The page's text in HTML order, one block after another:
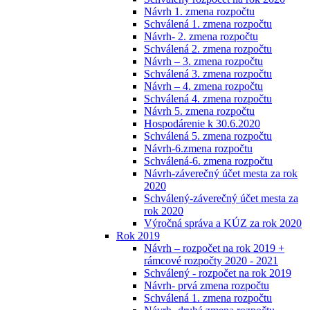
Návrh 1. zmena rozpočtu
Schválená 1. zmena rozpočtu
Návrh- 2. zmena rozpočtu
Schválená 2. zmena rozpočtu
Návrh – 3. zmena rozpočtu
Schválená 3. zmena rozpočtu
Návrh – 4. zmena rozpočtu
Schválená 4. zmena rozpočtu
Návrh 5. zmena rozpočtu
Hospodárenie k 30.6.2020
Schválená 5. zmena rozpočtu
Návrh-6.zmena rozpočtu
Schválená-6. zmena rozpočtu
Návrh-záverečný účet mesta za rok
2020
Schválený-záverečný účet mesta za
rok 2020
Výročná správa a KÚZ za rok 2020
Rok 2019
Návrh – rozpočet na rok 2019 +
rámcové rozpočty 2020 - 2021
Schválený - rozpočet na rok 2019
Návrh- prvá zmena rozpočtu
Schválená 1. zmena rozpočtu